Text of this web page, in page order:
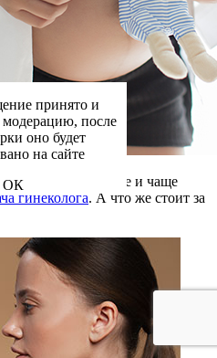
эти слова все чаще и чаще
гинеколога. А что же стоит за
принято и
модерацию, после
оно будет
на сайте
ОК